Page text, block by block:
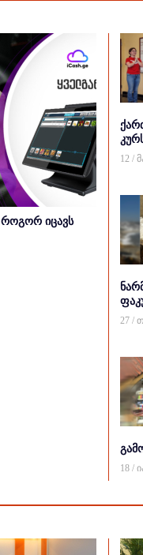
როგორ იცავს
12 /
27 /
18 /